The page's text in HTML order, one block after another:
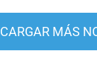
CARGAR MÁS